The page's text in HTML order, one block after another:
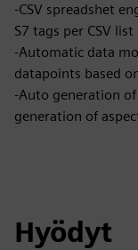
-CSV spreadshet
S7 tags per CSV list
-Automatic data
datapoints based
-Auto generation
generation of
Hyödyt